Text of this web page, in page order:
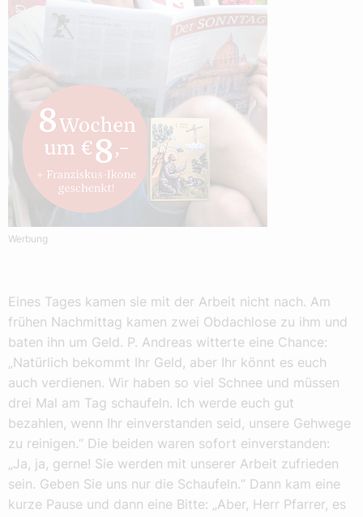
Werbung
Eines Tages kamen sie mit der Arbeit nicht nach. Am
frühen Nachmittag kamen zwei Obdachlose zu ihm und
baten ihn um Geld. P. Andreas witterte eine Chance:
„Natürlich bekommt Ihr Geld, aber Ihr könnt es euch
auch verdienen. Wir haben so viel Schnee und müssen
drei Mal am Tag schaufeln. Ich werde euch gut
bezahlen, wenn Ihr einverstanden seid, unsere Gehwege
zu reinigen.“ Die beiden waren sofort einverstanden:
„Ja, ja, gerne! Sie werden mit unserer Arbeit zufrieden
sein. Geben Sie uns nur die Schaufeln.“ Dann kam eine
kurze Pause und dann eine Bitte: „Aber, Herr Pfarrer, es